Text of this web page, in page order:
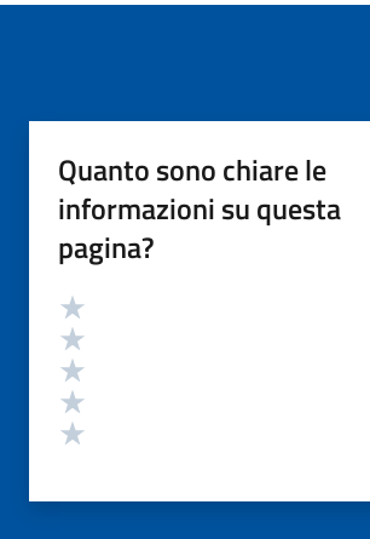
Quanto sono chiare le
informazioni su questa
pagina?
Valutazione